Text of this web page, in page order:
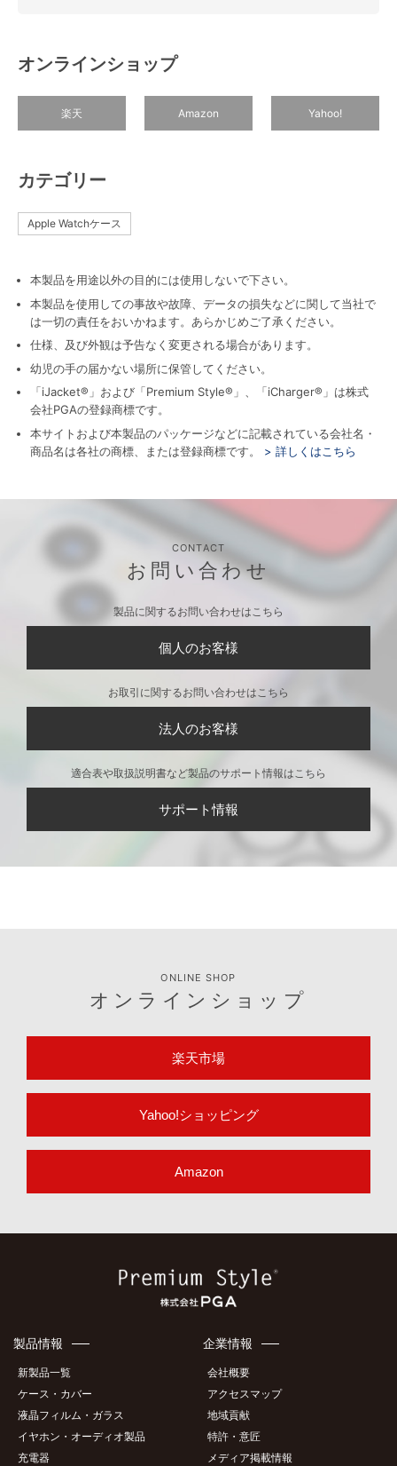
オンラインショップ
楽天 Amazon Yahoo!
カテゴリー
Apple Watchケース
本製品を用途以外の目的には使用しないで下さい。
本製品を使用しての事故や故障、データの損失などに関して当社で
は一切の責任をおいかねます。あらかじめご了承ください。
仕様、及び外観は予告なく変更される場合があります。
幼児の手の届かない場所に保管してください。
「iJacket®」および「Premium Style®」、「iCharger®」は株式
会社PGAの登録商標です。
本サイトおよび本製品のパッケージなどに記載されている会社名・
商品名は各社の商標、または登録商標です。
> 詳しくはこちら
CONTACT
お問い合わせ
製品に関するお問い合わせはこちら
個人のお客様
お取引に関するお問い合わせはこちら
法人のお客様
適合表や取扱説明書など製品のサポート情報はこちら
サポート情報
ONLINE SHOP
オンラインショップ
楽天市場
Yahoo!ショッピング
Amazon
製品情報
新製品一覧
ケース・カバー
液晶フィルム・ガラス
イヤホン・オーディオ製品
充電器
企業情報
会社概要
アクセスマップ
地域貢献
特許・意匠
メディア掲載情報